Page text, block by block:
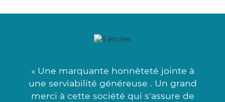
« Une marquante honnêteté jointe à
une serviabilité généreuse . Un grand
merci à cette société qui s'assure de